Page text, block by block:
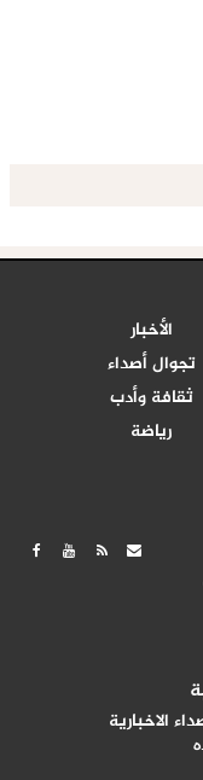
الأخبار
تجوال أصداء
ثقافة وأدب
رياضة
الاخبارية